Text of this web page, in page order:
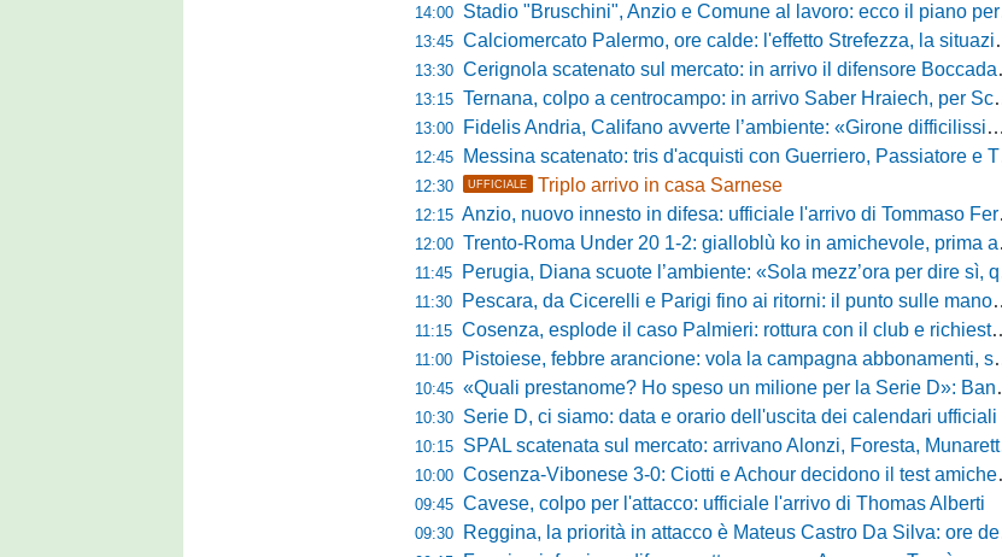
14:00 Stadio "Bruschini", Anzio e Comune al lavoro: ecco il piano per far rientrare i tifosi
13:45 Calciomercato Palermo, ore calde: l'effetto Strefezza, la situazione Segre e i nomi per l'attacco
13:30 Cerignola scatenato sul mercato: in arrivo il difensore Boccadamo a titolo temporaneo
13:15 Ternana, colpo a centrocampo: in arrivo Saber Hraiech, per Scappini si attende l'accordo
13:00 Fidelis Andria, Califano avverte l’ambiente: «Girone difficilissimo, affascinante e bellissimo: non prometto risultati»
12:45 Messina scatenato: tris d'acquisti con Guerriero, Passiatore e Theodore
12:30 UFFICIALE Triplo arrivo in casa Sarnese
12:15 Anzio, nuovo innesto in difesa: ufficiale l'arrivo di Tommaso Ferraro
12:00 Trento-Roma Under 20 1-2: gialloblù ko in amichevole, prima apparizione per Caia
11:45 Perugia, Diana scuote l’ambiente: «Sola mezz’ora per dire sì, qui per costruire una squadra da livello»
11:30 Pescara, da Cicerelli e Parigi fino ai ritorni: il punto sulle manovre del Delfino
11:15 Cosenza, esplode il caso Palmieri: rottura con il club e richiesta di cessione
11:00 Pistoiese, febbre arancione: vola la campagna abbonamenti, superata quota 750 tessere
10:45 «Quali prestanome? Ho speso un milione per la Serie D»: Bandecchi rompe il silenzio sul futuro della Ternana
10:30 Serie D, ci siamo: data e orario dell'uscita dei calendari ufficiali
10:15 SPAL scatenata sul mercato: arrivano Alonzi, Foresta, Munaretto e Tobia
10:00 Cosenza-Vibonese 3-0: Ciotti e Achour decidono il test amichevole di Lorica
09:45 Cavese, colpo per l'attacco: ufficiale l'arrivo di Thomas Alberti
09:30 Reggina, la priorità in attacco è Mateus Castro Da Silva: ore decisive per la fumata bianca